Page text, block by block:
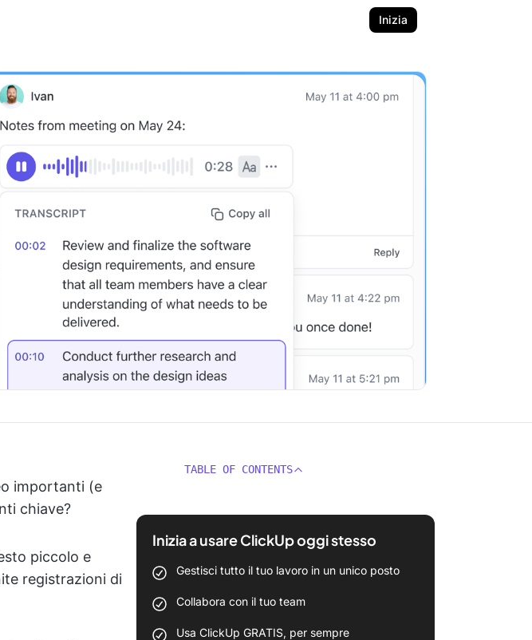
Inizia
importanti (e
chiave?
piccolo e
registrazioni di
TABLE OF CONTENTS
Inizia a usare ClickUp oggi stesso
Gestisci tutto il tuo lavoro in un unico posto
Collabora con il tuo team
Usa ClickUp GRATIS, per sempre